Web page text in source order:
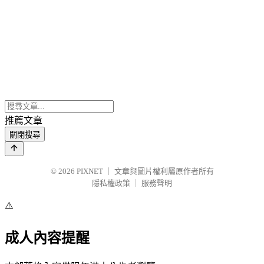
推薦文章
關閉搜尋
© 2026 PIXNET
文章與圖片權利屬原作者所有
隱私權政策
服務聲明
⚠️
成人內容提醒